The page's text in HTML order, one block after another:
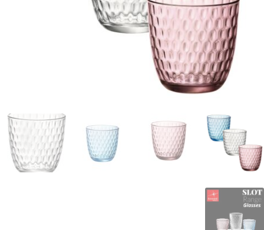
המותגים שלנו
חגים
מתנות לחנוכת בית
מתנות למטבח
מתכונים שלכם
מאמרים
תשלום